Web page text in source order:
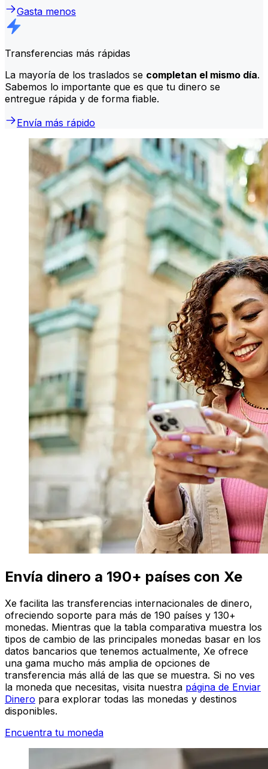
Gasta menos
Transferencias más rápidas
La mayoría de los traslados se completan el mismo día.
Sabemos lo importante que es que tu dinero se
entregue rápida y de forma fiable.
Envía más rápido
Envía dinero a 190+ países con Xe
Xe facilita las transferencias internacionales de dinero,
ofreciendo soporte para más de 190 países y 130+
monedas. Mientras que la tabla comparativa muestra los
tipos de cambio de las principales monedas basar en los
datos bancarios que tenemos actualmente, Xe ofrece
una gama mucho más amplia de opciones de
transferencia más allá de las que se muestra. Si no ves
la moneda que necesitas, visita nuestra página de Enviar
Dinero para explorar todas las monedas y destinos
disponibles.
Encuentra tu moneda